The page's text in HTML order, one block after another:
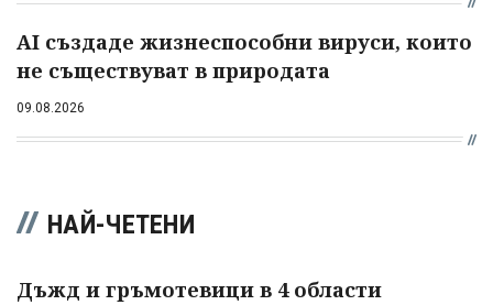
AI създаде жизнеспособни вируси, които
не съществуват в природата
09.08.2026
НАЙ-ЧЕТЕНИ
Дъжд и гръмотевици в 4 области